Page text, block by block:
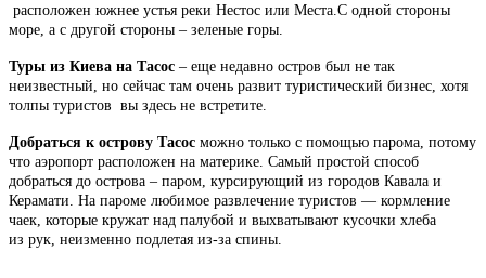
расположен южнее устья реки Нестос или Места.С одной стороны
море, а с другой стороны – зеленые горы.
Туры из Киева на Тасос – еще недавно остров был не так
неизвестный, но сейчас там очень развит туристический бизнес, хотя
толпы туристов вы здесь не встретите.
Добраться к острову Тасос можно только с помощью парома, потому
что аэропорт расположен на материке. Самый простой способ
добраться до острова – паром, курсирующий из городов Кавала и
Керамати. На пароме любимое развлечение туристов — кормление
чаек, которые кружат над палубой и выхватывают кусочки хлеба
из рук, неизменно подлетая из-за спины.